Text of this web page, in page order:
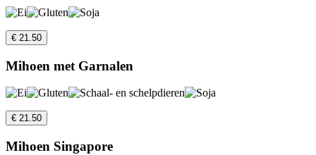
€ 21.50
Mihoen met Garnalen
€ 21.50
Mihoen Singapore